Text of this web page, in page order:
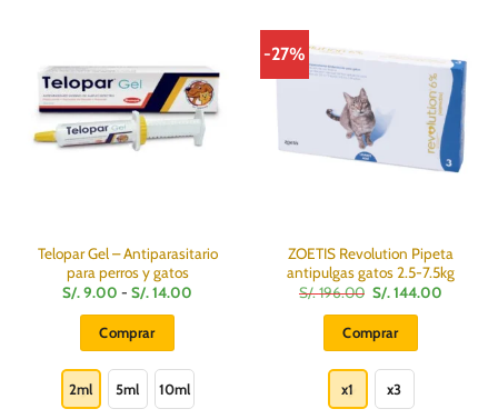
opciones
se
pueden
elegir
en
producto
Telopar Gel – Antiparasitario
para perros y gatos
S/.9.00 - S/.14.00
hasta
14.00
Comprar
producto
tiene
2ml 5ml 10ml
-27%
ZOETIS Revolution Pipeta
antipulgas gatos 2.5-7.5kg
S/.196.00 El
precio
original
era:
S/.
S/.144.00
Comprar
producto
tiene
x1 x3